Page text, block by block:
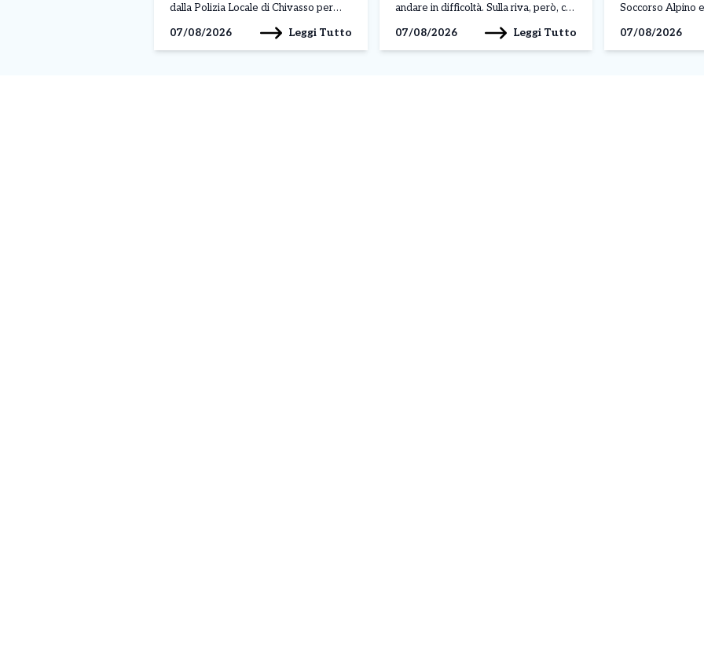
dalla Polizia Locale di Chivasso per
regolano la circolazione dei mezzi
elettrici. Un dato particolarmente
07/08/2026 Leggi Tutto
andare in difficoltà. Sulla riva, però, c’è
immediatamente il pericolo: allunga un
braccio, riesce ad afferrarlo e lo tira
07/08/2026 Leggi Tutto
Soccorso Alpino
un’escursionista
pomeriggio di
2026, nella zona
07/08/2026